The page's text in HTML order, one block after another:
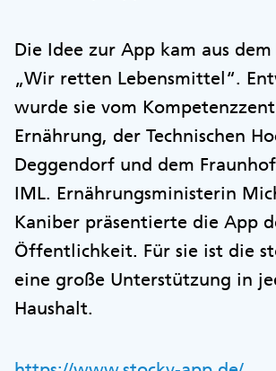
Die Idee zur App kam aus dem
„Wir retten Lebensmittel“.
wurde sie vom
Ernährung, der Technischen
Deggendorf und dem
IML. Ernährungsministerin
Kaniber präsentierte die App
Öffentlichkeit. Für sie ist die
eine große Unterstützung in
Haushalt.